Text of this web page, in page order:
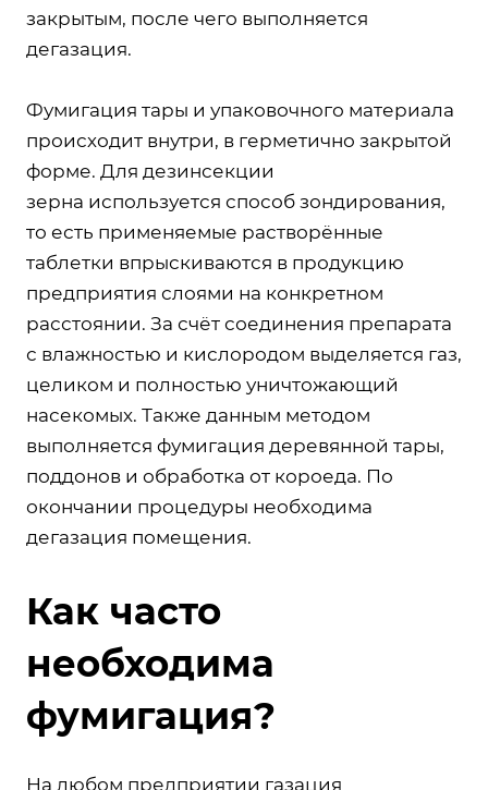
закрытым, после чего выполняется
дегазация.
Фумигация тары и упаковочного материала
происходит внутри, в герметично закрытой
форме. Для дезинсекции
зерна используется способ зондирования,
то есть применяемые растворённые
таблетки впрыскиваются в продукцию
предприятия слоями на конкретном
расстоянии. За счёт соединения препарата
с влажностью и кислородом выделяется газ,
целиком и полностью уничтожающий
насекомых. Также данным методом
выполняется фумигация деревянной тары,
поддонов и обработка от короеда. По
окончании процедуры необходима
дегазация помещения.
Как часто
необходима
фумигация?
На любом предприятии газация